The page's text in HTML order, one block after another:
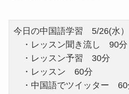
今日の中国語学習 5/26(水）
・レッスン聞き流し 90分
・レッスン予習 30分
・レッスン 60分
・中国語でツイッター 60